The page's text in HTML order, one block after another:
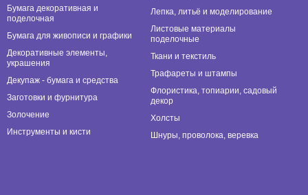
Бумага декоративная и
поделочная
Бумага для живописи и графики
Декоративные элементы,
украшения
Декупаж - бумага и средства
Заготовки и фурнитура
Золочение
Инструменты и кисти
Лепка, литьё и моделирование
Листовые материалы
поделочные
Ткани и текстиль
Трафареты и штампы
Флористика, топиарии, садовый
декор
Холсты
Шнуры, проволока, веревка